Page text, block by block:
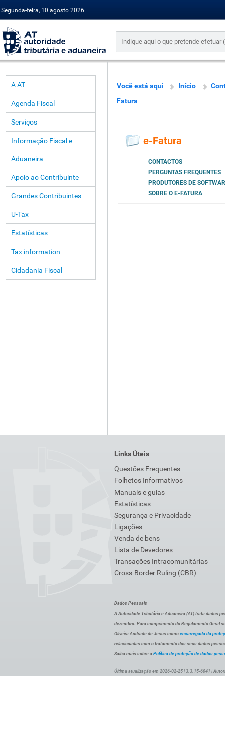
Segunda-feira, 10 agosto 2026
A AT
Agenda Fiscal
Serviços
Informação Fiscal e
Aduaneira
Apoio ao Contribuinte
Grandes Contribuintes
U-Tax
Estatísticas
Tax information
Cidadania Fiscal
Você está aqui Início
Fatura
e-Fatura
CONTACTOS
PERGUNTAS FREQUENTES
PRODUTORES DE
SOBRE O E-FATURA
Links Úteis
Questões Frequentes
Folhetos Informativos
Manuais e guias
Estatísticas
Segurança e Privacidade
Ligações
Venda de bens
Lista de Devedores
Transações Intracomunitárias
Cross-Border Ruling (CBR)
Dados Pessoais
A Autoridade Tributária e Aduaneira (AT) trata dados
dezembro. Para cumprimento do Regulamento Geral
Oliveira Andrade de Jesus como encarregada da
relacionadas com o tratamento dos seus dados
Saiba mais sobre a Política de proteção de dados
Última atualização em 2026-02-25 | 3.3.15-6041 |